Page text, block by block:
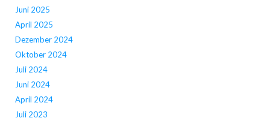
Juni 2025
April 2025
Dezember 2024
Oktober 2024
Juli 2024
Juni 2024
April 2024
Juli 2023